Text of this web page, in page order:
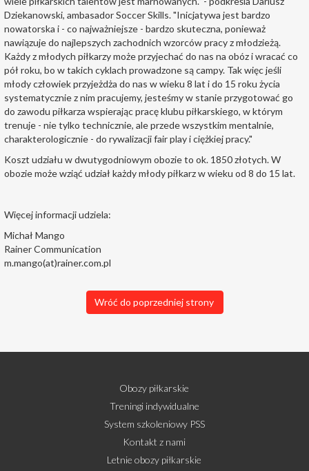
Dziekanowski, ambasador Soccer Skills. "Inicjatywa jest bardzo
nowatorska i - co najważniejsze - bardzo skuteczna, ponieważ
nawiązuje do najlepszych zachodnich wzorców pracy z młodzieżą.
Każdy z młodych piłkarzy może przyjechać do nas na obóz i wracać co
pół roku, bo w takich cyklach prowadzone są campy. Tak więc jeśli
młody człowiek przyjeżdża do nas w wieku 8 lat i do 15 roku życia
systematycznie z nim pracujemy, jesteśmy w stanie przygotować go
do zawodu piłkarza wspierając pracę klubu piłkarskiego, w którym
trenuje - nie tylko technicznie, ale przede wszystkim mentalnie,
charakterologicznie - do rywalizacji fair play i ciężkiej pracy."
Koszt udziału w dwutygodniowym obozie to ok. 1850 złotych. W
obozie może wziąć udział każdy młody piłkarz w wieku od 8 do 15 lat.
Więcej informacji udziela:
Michał Mango
Rainer Communication
m.mango(at)rainer.com.pl
Wróć do poprzedniej strony
Obozy piłkarskie
Treningi indywidualne
System szkoleniowy PSS
Kontakt z nami
Letnie obozy piłkarskie